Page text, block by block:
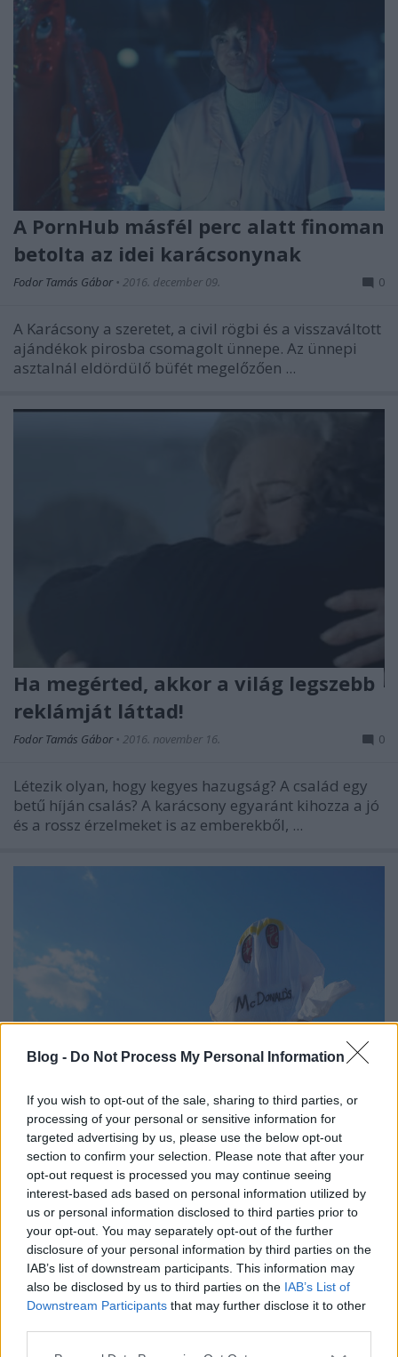
Blog - Do Not Process My Personal Information
If you wish to opt-out of the sale, sharing to third parties, or
processing of your personal or sensitive information for
targeted advertising by us, please use the below opt-out
section to confirm your selection. Please note that after your
opt-out request is processed you may continue seeing
interest-based ads based on personal information utilized by
us or personal information disclosed to third parties prior to
your opt-out. You may separately opt-out of the further
disclosure of your personal information by third parties on the
IAB’s list of downstream participants. This information may
also be disclosed by us to third parties on the IAB’s List of
Downstream Participants that may further disclose it to other
A PornHub másfél perc alatt finoman
betolta az idei karácsonynak
Fodor Tamás Gábor • 2016. december 09. 0
A Karácsony a szeretet, a civil rögbi és a visszaváltott
ajándékok pirosba csomagolt ünnepe. Az ünnepi
asztalnál eldördülő büfét megelőzően ...
Ha megérted, akkor a világ legszebb
reklámját láttad!
Fodor Tamás Gábor • 2016. november 16. 0
Létezik olyan, hogy kegyes hazugság? A család egy
betű híján csalás? A karácsony egyaránt kihozza a jó
és a rossz érzelmeket is az emberekből, ...
Így kóstolta fel a Burger King a
Mekit Halloween alkalmából:
BOOOOO
Fodor Tamás Gábor 2016. október 28.
Halloween. Az ünnep, ami egy kelta hagyományból
kelt életre, több ünnepet is magába foglalva, mint
például a keresztény vallásból ismert halottak ...